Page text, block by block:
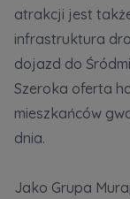
atrakcji jest
infrastruktura
dojazd do
Szeroka oferta
mieszkańców
dnia.
Jako Grupa
Wyrażam
Rozwiń
Każdej